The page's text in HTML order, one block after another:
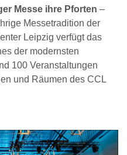
Messe ihre Pforten –
Messetradition der
Leipzig verfügt das
der modernsten
100 Veranstaltungen
und Räumen des CCL